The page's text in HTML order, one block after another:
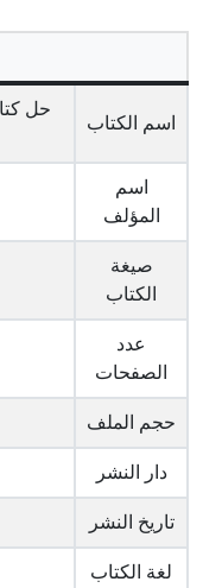
اسم الكتاب
اسم
المؤلف
صيغة
الكتاب
عدد
الصفحات
حجم الملف
دار النشر
تاريخ النشر
لغة الكتاب